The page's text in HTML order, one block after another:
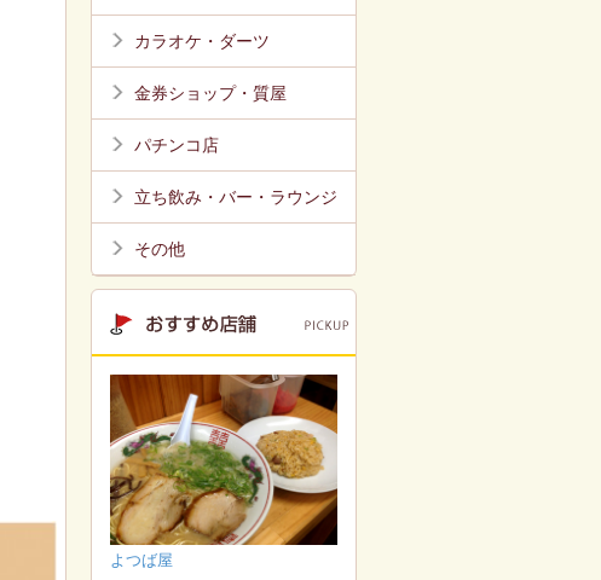
カラオケ・ダーツ
金券ショップ・質屋
パチンコ店
立ち飲み・バー・ラウンジ
その他
よつば屋